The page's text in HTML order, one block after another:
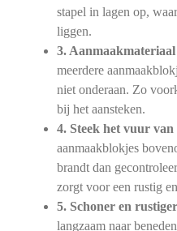
stapel in lagen op,
liggen.
3.
meerdere
niet onderaan. Zo
bij het aansteken.
4. Steek het vuur van
aanmaakblokjes
brandt dan
zorgt voor een rustig
5. Schoner en
langzaam naar